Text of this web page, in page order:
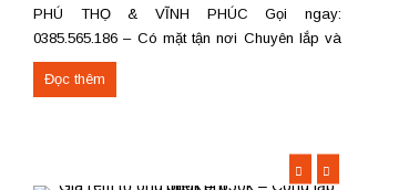
PHÚ THỌ & VĨNH PHÚC Gọi ngay:
0385.565.186 – Có mặt tận nơi Chuyên lắp và
sửa các loại rèm hạt gỗ: Rèm hạt gỗ tròn trơn,
đốt trúc, pơ mu, hương Rèm hạt gỗ chữ Phúc –
Đọc thêm